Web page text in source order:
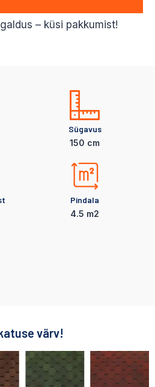
– küsi pakkumist!
Sügavus
150 cm
Pindala
4.5 m2
värv!